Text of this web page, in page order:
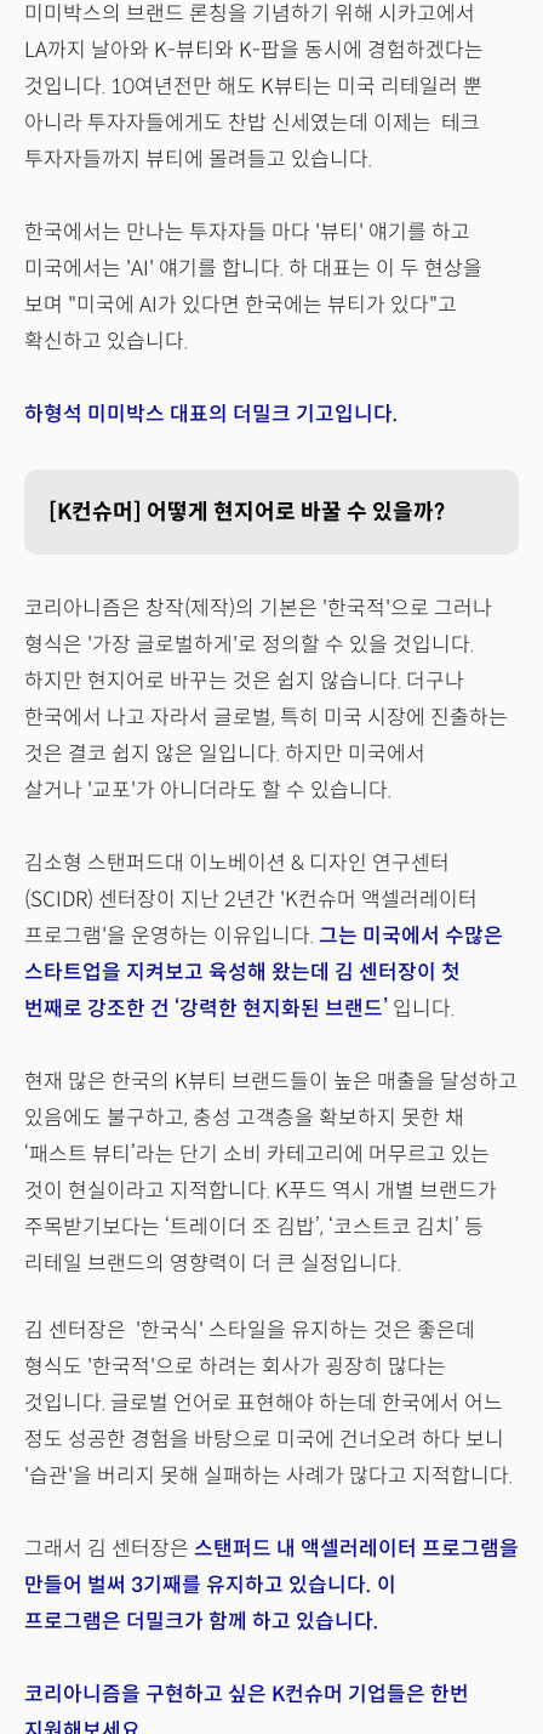
미미박스의 브랜드 론칭을 기념하기 위해 시카고에서
LA까지 날아와 K-뷰티와 K-팝을 동시에 경험하겠다는
것입니다. 10여년전만 해도 K뷰티는 미국 리테일러 뿐
아니라 투자자들에게도 찬밥 신세였는데 이제는 테크
투자자들까지 뷰티에 몰려들고 있습니다.
한국에서는 만나는 투자자들 마다 '뷰티' 얘기를 하고
미국에서는 'AI' 얘기를 합니다. 하 대표는 이 두 현상을
보며 "미국에 AI가 있다면 한국에는 뷰티가 있다"고
확신하고 있습니다.
하형석 미미박스 대표의 더밀크 기고입니다.
[K컨슈머] 어떻게 현지어로 바꿀 수 있을까?
코리아니즘은 창작(제작)의 기본은 '한국적'으로 그러나
형식은 '가장 글로벌하게'로 정의할 수 있을 것입니다.
하지만 현지어로 바꾸는 것은 쉽지 않습니다. 더구나
한국에서 나고 자라서 글로벌, 특히 미국 시장에 진출하는
것은 결코 쉽지 않은 일입니다. 하지만 미국에서
살거나 '교포'가 아니더라도 할 수 있습니다.
김소형 스탠퍼드대 이노베이션 & 디자인 연구센터
(SCIDR) 센터장이 지난 2년간 'K컨슈머 액셀러레이터
프로그램'을 운영하는 이유입니다. 그는 미국에서 수많은
스타트업을 지켜보고 육성해 왔는데 김 센터장이 첫
번째로 강조한 건 ‘강력한 현지화된 브랜드’ 입니다.
현재 많은 한국의 K뷰티 브랜드들이 높은 매출을 달성하고
있음에도 불구하고, 충성 고객층을 확보하지 못한 채
‘패스트 뷰티’라는 단기 소비 카테고리에 머무르고 있는
것이 현실이라고 지적합니다. K푸드 역시 개별 브랜드가
주목받기보다는 ‘트레이더 조 김밥’, ‘코스트코 김치’ 등
리테일 브랜드의 영향력이 더 큰 실정입니다.
김 센터장은 '한국식' 스타일을 유지하는 것은 좋은데
형식도 '한국적'으로 하려는 회사가 굉장히 많다는
것입니다. 글로벌 언어로 표현해야 하는데 한국에서 어느
정도 성공한 경험을 바탕으로 미국에 건너오려 하다 보니
'습관'을 버리지 못해 실패하는 사례가 많다고 지적합니다.
그래서 김 센터장은 스탠퍼드 내 액셀러레이터 프로그램을
만들어 벌써 3기째를 유지하고 있습니다. 이
프로그램은 더밀크가 함께 하고 있습니다.
코리아니즘을 구현하고 싶은 K컨슈머 기업들은 한번